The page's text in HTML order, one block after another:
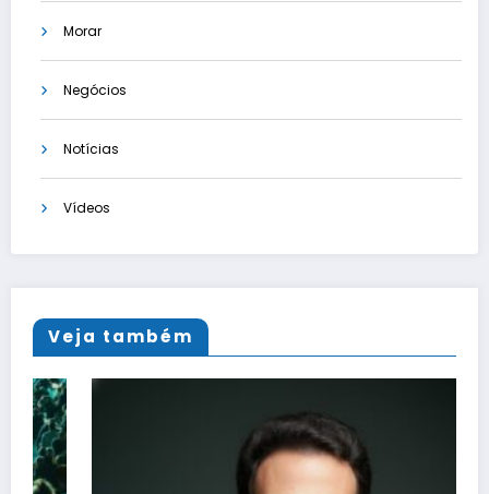
Morar
Negócios
Notícias
Vídeos
Veja também